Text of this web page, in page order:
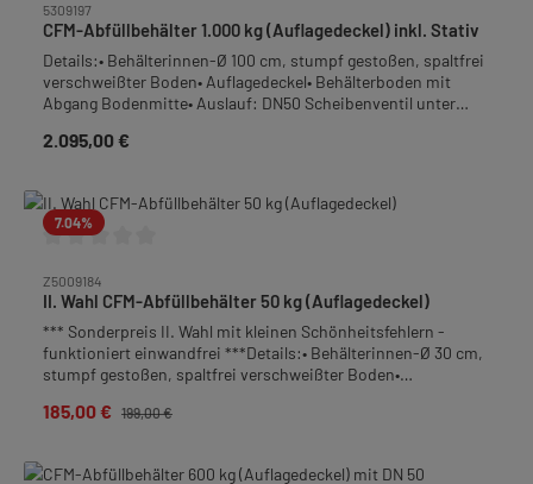
5309197
CFM-Abfüllbehälter 1.000 kg (Auflagedeckel) inkl. Stativ
Details:• Behälterinnen-Ø 100 cm, stumpf gestoßen, spaltfrei
verschweißter Boden• Auflagedeckel• Behälterboden mit
Abgang Bodenmitte• Auslauf: DN50 Scheibenventil unter
auf Höhe der Behälterwandung• inkl. Stativ, solide
Fußboden bis Milchgewindeanschluß: 7 cm• Material:
Edelstahl-Rostfrei• Gesamthöhe inkl. Stativ: 140 cm•
Verpackung: Palette
Regulärer Preis:
2.095,00 €
7.04%
Z5009184
II. Wahl CFM-Abfüllbehälter 50 kg (Auflagedeckel)
*** Sonderpreis II. Wahl mit kleinen Schönheitsfehlern -
funktioniert einwandfrei ***Details:• Behälterinnen-Ø 30 cm,
stumpf gestoßen, spaltfrei verschweißter Boden•
Quetschhahn• Auslauf: Quetschhahn 1 1/2", bodengleich
Verkaufspreis:
185,00 € Regulärer Preis:
199,00 €